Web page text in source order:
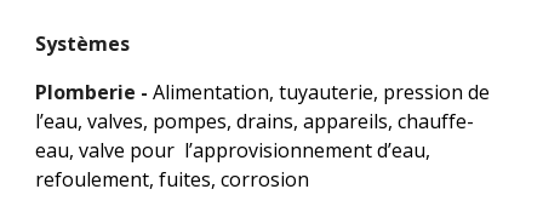
Systèmes
Plomberie - Alimentation, tuyauterie, pression de
l’eau, valves, pompes, drains, appareils, chauffe-
eau, valve pour  l’approvisionnement d’eau,
refoulement, fuites, corrosion